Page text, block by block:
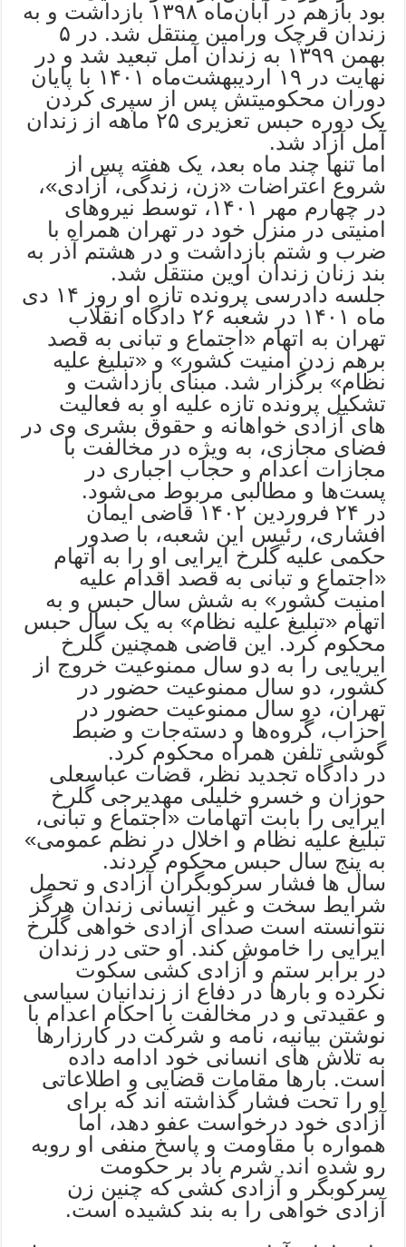
بود بازهم در آبان‌ماه ۱۳۹۸ بازداشت و به
زندان قرچک ورامین منتقل شد. در ۵
بهمن ۱۳۹۹ به زندان آمل تبعید شد و در
نهایت در ۱۹ اردیبهشت‌ماه ۱۴۰۱ با پایان
دوران محکومیتش پس از سپری کردن
یک دوره حبس تعزیری ۲۵ ماهه از زندان
آمل آزاد شد.
اما تنها چند ماه بعد، یک هفته پس از
شروع اعتراضات «زن، زندگی، آزادی»،
در چهارم مهر ۱۴۰۱، توسط نیروهای
امنیتی در منزل خود در تهران همراه با
ضرب و شتم بازداشت و در هشتم آذر به
بند زنان زندان اوین منتقل شد.
جلسه دادرسی پرونده تازه او روز ۱۴ دی
ماه ۱۴۰۱ در شعبه ۲۶ دادگاه انقلاب
تهران به اتهام «اجتماع و تبانی به قصد
برهم زدن امنیت کشور» و «تبلیغ علیه
نظام» برگزار شد. مبنای بازداشت و
تشکیل پرونده تازه علیه او به فعالیت‌
های آزادی خواهانه و حقوق بشری وی در
فضای مجازی، به ویژه در مخالفت با
مجازات اعدام و حجاب اجباری در
پست‌ها و مطالبی مربوط می‌شود.
در ۲۴ فروردین ۱۴۰۲ قاضی ایمان
افشاری، رئیس این شعبه، با صدور
حکمی علیه گلرخ ایرایی او را به اتهام
«اجتماع و تبانی به قصد اقدام علیه
امنیت کشور» به شش سال حبس و به
اتهام «تبلیغ علیه نظام» به یک سال حبس
محکوم کرد. این قاضی همچنین گلرخ
ایریایی را به دو سال ممنوعیت خروج از
کشور، دو سال ممنوعیت حضور در
تهران، دو سال ممنوعیت حضور در
احزاب، گروه‌ها و دسته‌جات و ضبط
گوشی تلفن همراه محکوم ‌کرد.
در دادگاه تجدید نظر، قضات عباسعلی
حوزان و خسرو خلیلی مهدیرجی گلرخ
ایرایی را بابت اتهامات «اجتماع و تبانی،
تبلیغ علیه نظام و اخلال در نظم عمومی»
به پنج سال حبس محکوم کردند.
سال ها فشار سرکوبگران آزادی و تحمل
شرایط سخت و غیر انسانی زندان هرگز
نتوانسته است صدای آزادی خواهی گلرخ
ایرایی را خاموش ‌کند. او حتی در زندان
در برابر ستم و آزادی کشی سکوت
نکرده و بارها در دفاع از زندانیان سیاسی
و عقیدتی و در مخالفت با احکام اعدام با
نوشتن بیانیه، نامه و شرکت در کارزارها
به تلاش های انسانی خود ادامه داده
است. بارها مقامات قضایی و اطلاعاتی
او را تحت فشار گذاشته اند که برای
آزادی خود درخواست عفو دهد، اما
همواره با مقاومت و پاسخ منفی او روبه
رو شده اند. شرم باد بر حکومت
سرکوبگر و آزادی کشی که چنین زن
آزادی خواهی را به بند کشیده است.